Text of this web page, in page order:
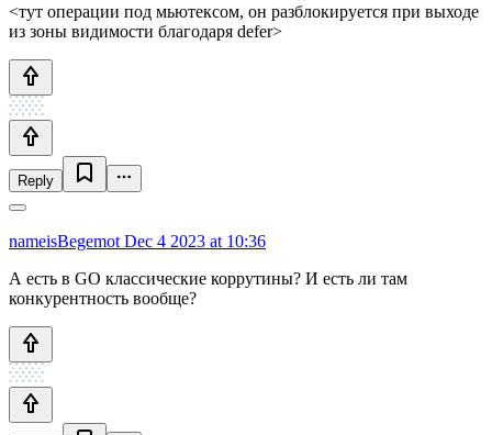
<тут операции под мьютексом, он разблокируется при выходе
из зоны видимости благодаря defer>
Reply
nameisBegemot Dec 4 2023 at 10:36
А есть в GO классические коррутины? И есть ли там
конкурентность вообще?